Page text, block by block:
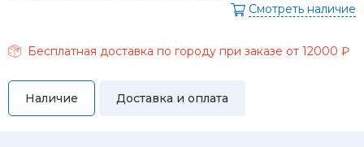
Смотреть наличие
Бесплатная доставка по городу при заказе от 12000 ₽
Наличие Доставка и оплата